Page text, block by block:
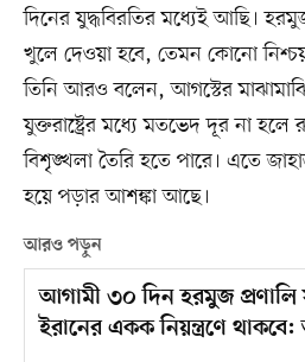
দিনের যুদ্ধবিরতির মধ্যেই আছি।
খুলে দেওয়া হবে, তেমন কোনো
তিনি আরও বলেন, আগস্টের
যুক্তরাষ্ট্রের মধ্যে মতভেদ দূর না হলে
বিশৃঙ্খলা তৈরি হতে পারে। এতে
হয়ে পড়ার আশঙ্কা আছে।
আরও পড়ুন
আগামী ৩০ দিন হরমুজ প্রণালি
ইরানের একক নিয়ন্ত্রণে